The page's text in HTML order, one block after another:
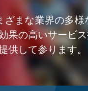
まな業界の多
の高いサービ
して参ります。